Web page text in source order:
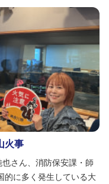
火事
さん、消防保安課・師
的に多く発生している大